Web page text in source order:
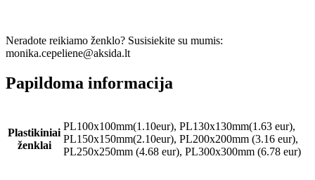
Neradote reikiamo ženklo? Susisiekite su mumis:
monika.cepeliene@aksida.lt
Papildoma informacija
Plastikiniai
ženklai
PL100x100mm(1.10eur), PL130x130mm(1.63 eur),
PL150x150mm(2.10eur), PL200x200mm (3.16 eur),
PL250x250mm (4.68 eur), PL300x300mm (6.78 eur)